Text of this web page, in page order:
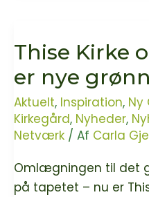
grønne!
Thise Kirke
er nye
Aktuelt, Inspiration, Ny
Kirkegård, Nyheder,
Netværk / Af Carla
Omlægningen til det
på tapetet – nu er